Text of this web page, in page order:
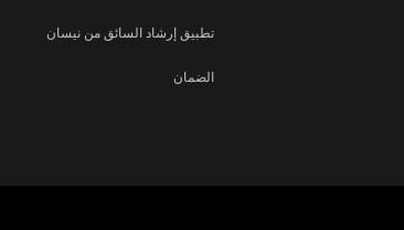
تطبيق إرشاد السائق من نيسان
الضمان